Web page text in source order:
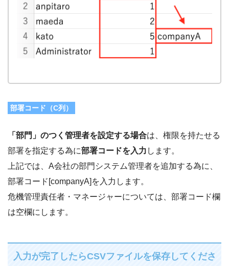
部署コード（C列）
「部門」のつく管理者を設定する場合は、権限を持たせる
部署を指定する為に部署コードを入力 します。
上記では、A会社の部門システム管理者を追加する為に、
部署コード[companyA]を入力します。
危機管理責任者・マネージャーについては、部署コード欄
は空欄にします。
入力が完了したらCSVファイルを保存してくださ